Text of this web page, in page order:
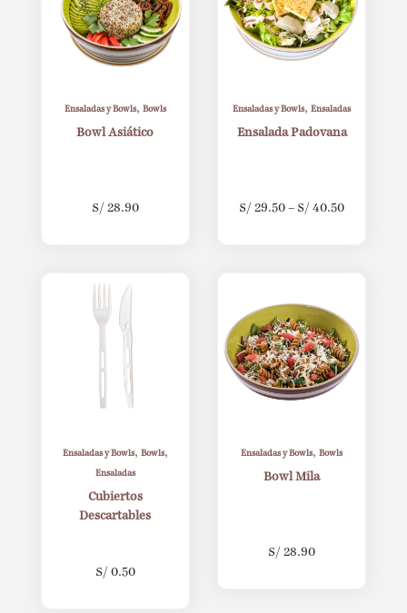
Ensaladas y Bowls, Bowls
Bowl Asiático
S/ 28.90
Ensaladas y Bowls,Ensaladas
Ensalada Padovana
S/ 29.50 – S/ 40.50
Ensaladas y Bowls, Bowls,
Ensaladas
Cubiertos
Descartables
S/ 0.50
Ensaladas y Bowls,Bowls
Bowl Mila
S/ 28.90